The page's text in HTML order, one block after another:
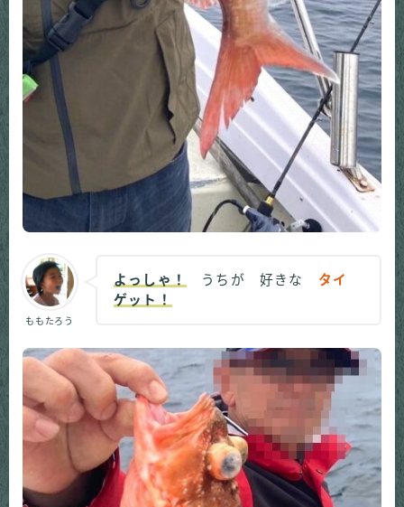
ももたろう
よっしゃ！ うちが 好きな タイ
ゲット！